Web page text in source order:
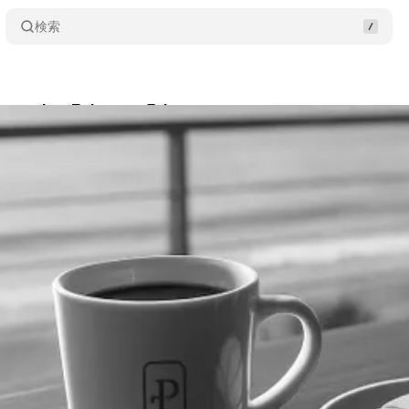
検索
February 5th
•2026/02/05 Share